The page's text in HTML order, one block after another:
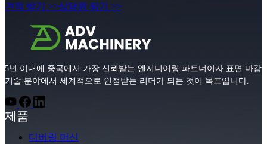
견적 받기 >>상담원 되기 >>
5년 이내에 중국에서 가장 신뢰받는 엔지니어링 파트너이자 표면 마감
기술 분야에서 세계적으로 인정받는 리더가 되는 것이 목표입니다.
제품
디버링 머신